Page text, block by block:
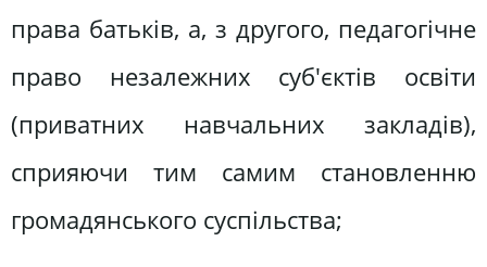
права батьків, а, з другого, педагогічне
право незалежних суб'єктів освіти
(приватних навчальних закладів),
сприяючи тим самим становленню
громадянського суспільства;